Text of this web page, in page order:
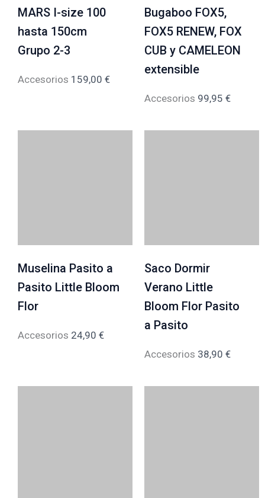
MARS I-size 100
hasta 150cm
Grupo 2-3
Accesorios 159,00 €
Bugaboo FOX5,
FOX5 RENEW, FOX
CUB y CAMELEON
extensible
Accesorios 99,95 €
Muselina Pasito a
Pasito Little Bloom
Flor
Accesorios 24,90 €
Saco Dormir
Verano Little
Bloom Flor Pasito
a Pasito
Accesorios 38,90 €